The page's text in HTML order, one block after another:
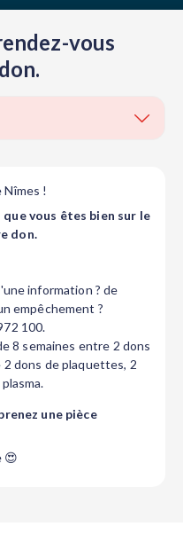
vous
Nîmes !
vous êtes bien sur le
don.
information ? de
empêchement ?
100.
8 semaines entre 2 dons
2 dons de plaquettes, 2
une pièce
😍